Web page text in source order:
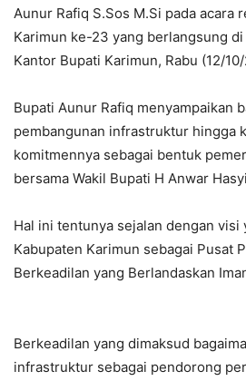
Aunur Rafiq S.Sos M.Si pada acara
Karimun ke-23 yang berlangsung
Kantor Bupati Karimun, Rabu (12/
Bupati Aunur Rafiq menyampaikan
pembangunan infrastruktur hingga
komitmennya sebagai bentuk
bersama Wakil Bupati H Anwar
Hal ini tentunya sejalan dengan visi
Kabupaten Karimun sebagai Pusat
Berkeadilan yang Berlandaskan
Berkeadilan yang dimaksud
infrastruktur sebagai pendorong